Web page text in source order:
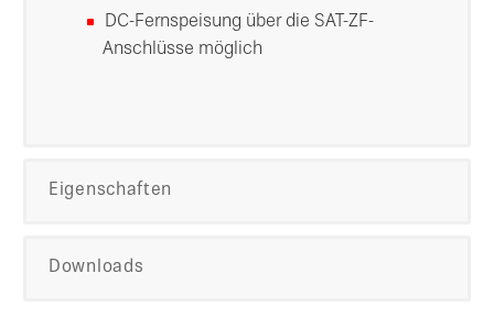
DC-Fernspeisung über die SAT-ZF-
Anschlüsse möglich
Eigenschaften
Downloads